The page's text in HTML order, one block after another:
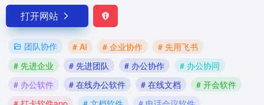
打开网站
团队协作 # AI # 企业协作
# 先用飞书
# 先进企业
# 先进团队 # 办公协作
# 办公协同
# 办公软件
# 在线办公软件 # 在线文档
# 开会软件